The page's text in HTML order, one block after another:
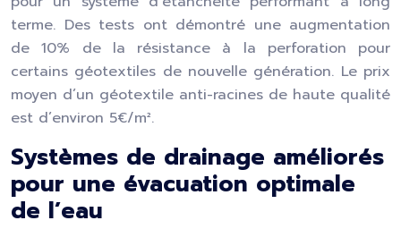
terme. Des tests ont démontré une augmentation
de 10% de la résistance à la perforation pour
certains géotextiles de nouvelle génération. Le prix
moyen d’un géotextile anti-racines de haute qualité
est d’environ 5€/m².
Systèmes de drainage améliorés
pour une évacuation optimale
de l’eau